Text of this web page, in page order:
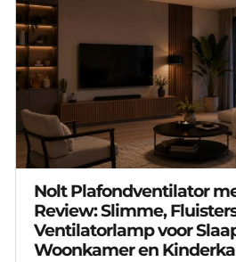
Nolt Plafondventilator
Review: Slimme,
Ventilatorlamp voor
Woonkamer en